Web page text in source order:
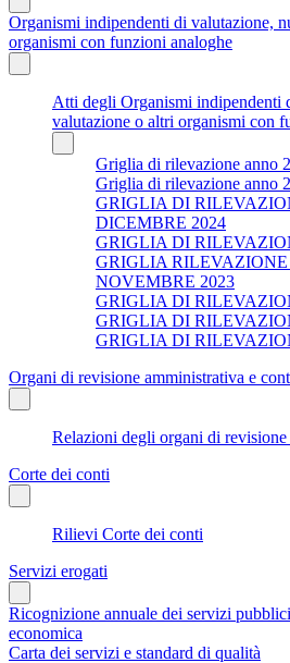
Organismi indipendenti di valutazione,
organismi con funzioni analoghe
Atti degli Organismi indipendenti
valutazione o altri organismi con
Griglia di rilevazione anno
Griglia di rilevazione anno
GRIGLIA DI
DICEMBRE 2024
GRIGLIA DI
GRIGLIA
NOVEMBRE 2023
GRIGLIA DI
GRIGLIA DI
GRIGLIA DI
Organi di revisione amministrativa e
Relazioni degli organi di
Corte dei conti
Rilievi Corte dei conti
Servizi erogati
Ricognizione annuale dei servizi
economica
Carta dei servizi e standard di qualità